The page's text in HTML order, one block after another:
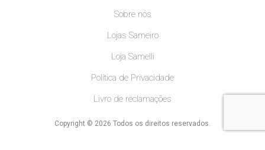
Sobre nós
Lojas Sameiro
Loja Samelli
Política de Privacidade
Livro de reclamações
Copyright © 2026 Todos os direitos reservados.